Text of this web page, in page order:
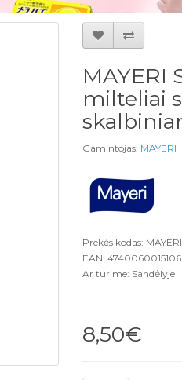
MAYERI
milteliai
Gamintojas: MAYERI
Prekės kodas:
EAN: 4740060015106
Ar turime: Sandėlyje
8,50€